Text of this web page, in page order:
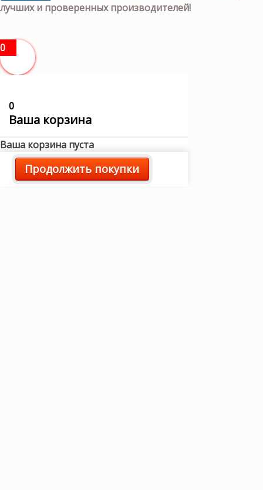
лучших и проверенных производителей!
0
0
Ваша корзина
Ваша корзина пуста
Продолжить покупки